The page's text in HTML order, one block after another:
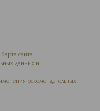
Карта сайта
данных и
рекомендательных